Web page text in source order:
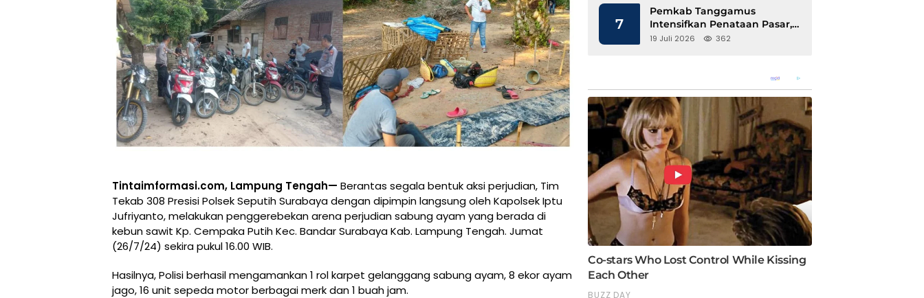
Tintaimformasi.com, Lampung Tengah— Berantas segala bentuk aksi perjudian, Tim
Tekab 308 Presisi Polsek Seputih Surabaya dengan dipimpin langsung oleh Kapolsek Iptu
Jufriyanto, melakukan penggerebekan arena perjudian sabung ayam yang berada di
kebun sawit Kp. Cempaka Putih Kec. Bandar Surabaya Kab. Lampung Tengah. Jumat
(26/7/24) sekira pukul 16.00 WIB.
Hasilnya, Polisi berhasil mengamankan 1 rol karpet gelanggang sabung ayam, 8 ekor ayam
jago, 16 unit sepeda motor berbagai merk dan 1 buah jam.
7
Pemkab Tanggamus
Intensifkan Penataan Pasar,
Pedagang Diajak Tempati
19 Juli 2026 362